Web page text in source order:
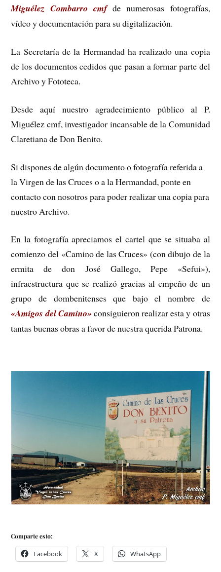
Miguélez Combarro cmf de numerosas fotografías,
vídeo y documentación para su digitalización.
La Secretaría de la Hermandad ha realizado una copia
de los documentos cedidos que pasan a formar parte del
Archivo y Fototeca.
Desde aquí nuestro agradecimiento público al P.
Miguélez cmf, investigador incansable de la Comunidad
Claretiana de Don Benito.
Si dispones de algún documento o fotografía referida a
la Virgen de las Cruces o a la Hermandad, ponte en
contacto con nosotros para poder realizar una copia para
nuestro Archivo.
En la fotografía apreciamos el cartel que se situaba al
comienzo del «Camino de las Cruces» (con dibujo de la
ermita de don José Gallego, Pepe «Sefui»),
infraestructura que se realizó gracias al empeño de un
grupo de dombenitenses que bajo el nombre de
«Amigos del Camino» consiguieron realizar esta y otras
tantas buenas obras a favor de nuestra querida Patrona.
Comparte esto:
Facebook X WhatsApp